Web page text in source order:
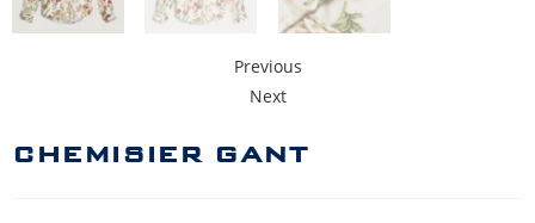
Previous
Next
CHEMISIER GANT